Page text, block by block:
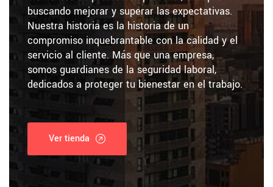
buscando mejorar y superar las expectativas.
Nuestra historia es la historia de un
compromiso inquebrantable con la calidad y el
servicio al cliente. Más que una empresa,
somos guardianes de la seguridad laboral,
dedicados a proteger tu bienestar en el trabajo.
Ver tienda